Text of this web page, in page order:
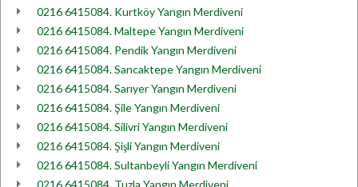
0216 6415084. Kurtköy Yangın Merdiveni
0216 6415084. Maltepe Yangın Merdiveni
0216 6415084. Pendik Yangın Merdiveni
0216 6415084. Sancaktepe Yangın Merdiveni
0216 6415084. Sarıyer Yangın Merdiveni
0216 6415084. Şile Yangın Merdiveni
0216 6415084. Silivri Yangın Merdiveni
0216 6415084. Şişli Yangın Merdiveni
0216 6415084. Sultanbeyli Yangın Merdiveni
0216 6415084. Tuzla Yangın Merdiveni